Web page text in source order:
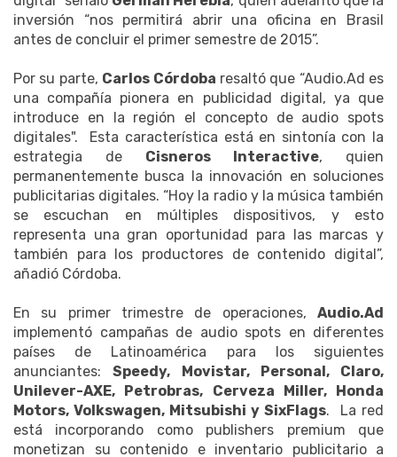
inversión “nos permitirá abrir una oficina en Brasil
antes de concluir el primer semestre de 2015”.
Por su parte, Carlos Córdoba resaltó que “Audio.Ad es
una compañía pionera en publicidad digital, ya que
introduce en la región el concepto de audio spots
digitales". Esta característica está en sintonía con la
estrategia de Cisneros Interactive, quien
permanentemente busca la innovación en soluciones
publicitarias digitales. “Hoy la radio y la música también
se escuchan en múltiples dispositivos, y esto
representa una gran oportunidad para las marcas y
también para los productores de contenido digital”,
añadió Córdoba.
En su primer trimestre de operaciones, Audio.Ad
implementó campañas de audio spots en diferentes
países de Latinoamérica para los siguientes
anunciantes:Speedy, Movistar, Personal, Claro,
Unilever-AXE, Petrobras, Cerveza Miller, Honda
Motors, Volkswagen, Mitsubishi y SixFlags. La red
está incorporando como publishers premium que
monetizan su contenido e inventario publicitario a